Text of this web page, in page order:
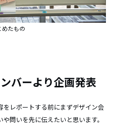
たもの
バーより企画発表
レポートする前にまずデザイン会
問いを先に伝えたいと思います。